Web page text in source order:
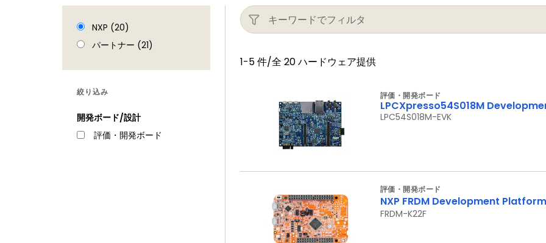
NXP (20)
パートナー (21)
絞り込み
開発ボード/設計
評価・開発ボード
1-5件/全 20 ハードウェア提供
評価・開発ボード
LPCXpresso54S018M
LPC54S018M-EVK
評価・開発ボード
NXP FRDM Development
FRDM-K22F